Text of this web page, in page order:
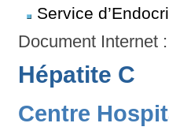
Service
Document Internet :
Hépatite C
Centre